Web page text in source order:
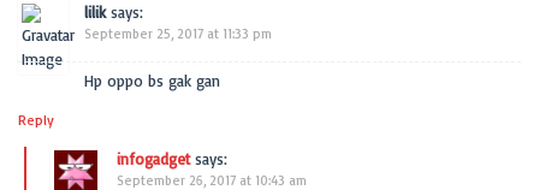
lilik says:
September 25, 2017 at 11:33 pm
Hp oppo bs gak gan
Reply
infogadget says:
September 26, 2017 at 10:43 am